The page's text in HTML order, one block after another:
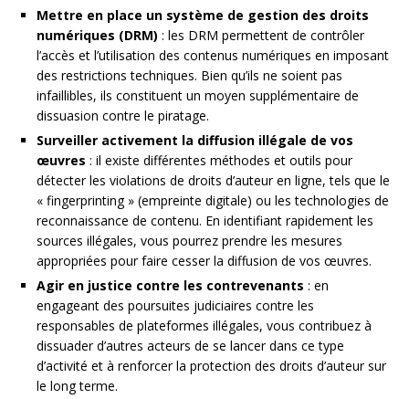
Mettre en place un système de gestion des droits
numériques (DRM) : les DRM permettent de contrôler
l’accès et l’utilisation des contenus numériques en imposant
des restrictions techniques. Bien qu’ils ne soient pas
infaillibles, ils constituent un moyen supplémentaire de
dissuasion contre le piratage.
Surveiller activement la diffusion illégale de vos
œuvres : il existe différentes méthodes et outils pour
détecter les violations de droits d’auteur en ligne, tels que le
« fingerprinting » (empreinte digitale) ou les technologies de
reconnaissance de contenu. En identifiant rapidement les
sources illégales, vous pourrez prendre les mesures
appropriées pour faire cesser la diffusion de vos œuvres.
Agir en justice contre les contrevenants : en
engageant des poursuites judiciaires contre les
responsables de plateformes illégales, vous contribuez à
dissuader d’autres acteurs de se lancer dans ce type
d’activité et à renforcer la protection des droits d’auteur sur
le long terme.